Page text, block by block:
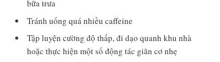
bữa trưa
Tránh uống quá nhiều caffeine
Tập luyện cường độ thấp, đi dạo quanh khu nhà
hoặc thực hiện một số động tác giãn cơ nhẹ